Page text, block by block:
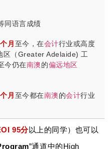
同语言成绩
月至今，在会计行业或高度
区（Greater Adelaide) 工
今仍在南澳的偏远地区
月至今都在南澳的会计行业
95分以上的同学）也可以
”通道中的High